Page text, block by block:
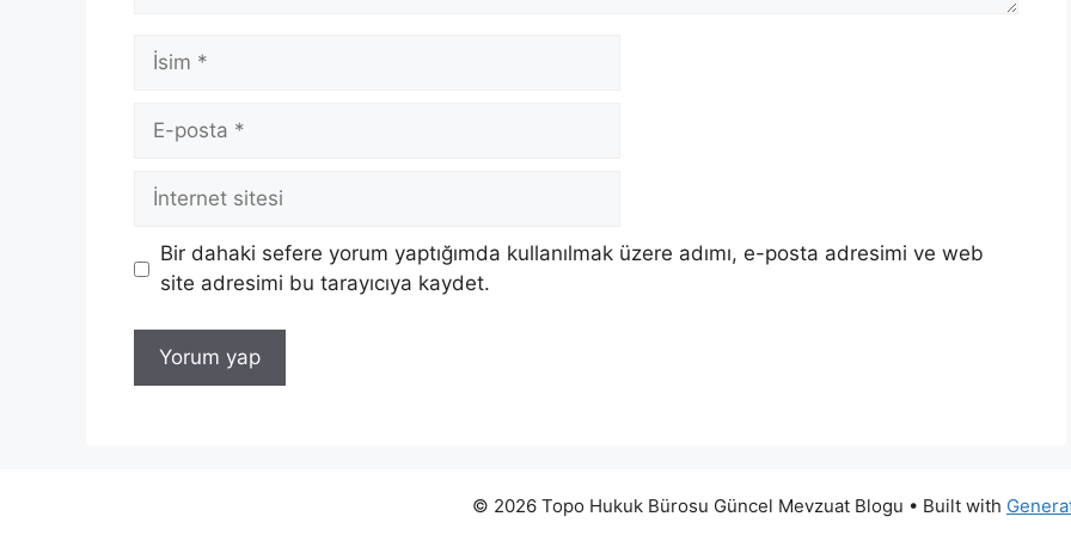
İsim
posta
İnternet
Bir dahaki sefere yorum yaptığımda kullanılmak üzere adımı, e-posta adresimi ve web
site adresimi bu tarayıcıya kaydet.
© 2026 Topo Hukuk Bürosu Güncel Mevzuat Blogu • Built with